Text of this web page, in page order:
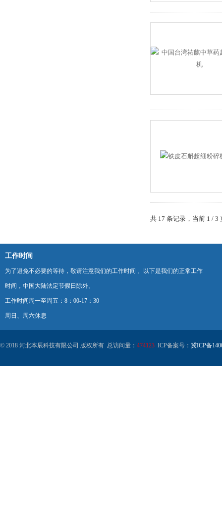
共 17 条记录，当前 1 /
工作时间
为了避免不必要的等待，敬请注意我们的工作时间 。以下是我们的正常工作
时间，中国大陆法定节假日除外。
工作时间周一至周五：8：00-17：30
周日、周六休息
© 2018 河北本辰科技有限公司 版权所有 总访问量： 474123 ICP备案号： 冀ICP备